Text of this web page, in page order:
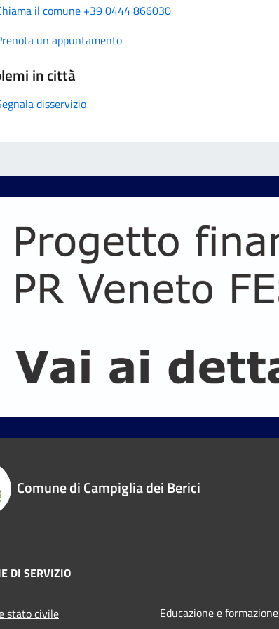
il comune +39 0444 866030
un appuntamento
in città
disservizio
Comune di Campiglia dei Berici
DI SERVIZIO
stato civile Educazione e formazione